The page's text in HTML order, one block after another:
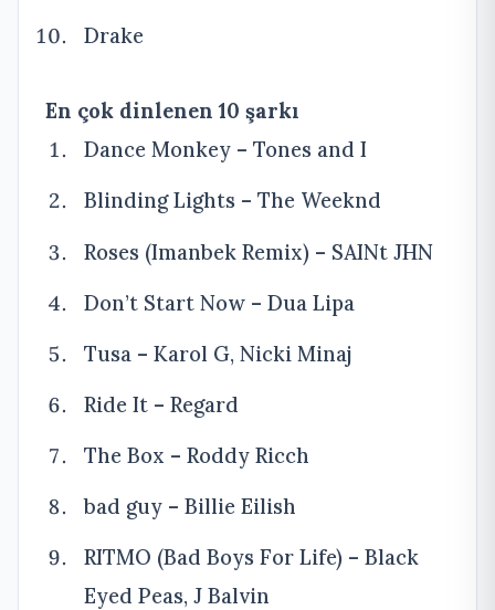
Drake
En çok dinlenen 10 şarkı
Dance Monkey – Tones and I
Blinding Lights – The Weeknd
Roses (Imanbek Remix) – SAINt JHN
Don’t Start Now – Dua Lipa
Tusa – Karol G, Nicki Minaj
Ride It – Regard
The Box – Roddy Ricch
bad guy – Billie Eilish
RITMO (Bad Boys For Life) – Black
Eyed Peas, J Balvin